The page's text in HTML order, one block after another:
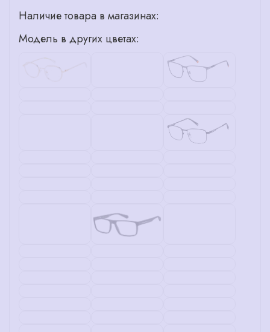
Наличие товара в магазинах:
Модель в других цветах: